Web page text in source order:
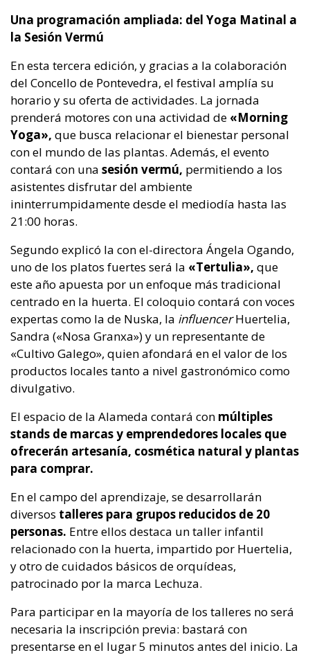
Una programación ampliada: del Yoga Matinal a
la Sesión Vermú
En esta tercera edición, y gracias a la colaboración
del Concello de Pontevedra, el festival amplía su
horario y su oferta de actividades. La jornada
prenderá motores con una actividad de «Morning
Yoga», que busca relacionar el bienestar personal
con el mundo de las plantas. Además, el evento
contará con una sesión vermú, permitiendo a los
asistentes disfrutar del ambiente
ininterrumpidamente desde el mediodía hasta las
21:00 horas.
Segundo explicó la con el-directora Ángela Ogando,
uno de los platos fuertes será la «Tertulia», que
este año apuesta por un enfoque más tradicional
centrado en la huerta. El coloquio contará con voces
expertas como la de Nuska, la influencerHuertelia,
Sandra («Nosa Granxa») y un representante de
«Cultivo Galego», quien afondará en el valor de los
productos locales tanto a nivel gastronómico como
divulgativo.
El espacio de la Alameda contará con múltiples
stands de marcas y emprendedores locales que
ofrecerán artesanía, cosmética natural y plantas
para comprar.
En el campo del aprendizaje, se desarrollarán
diversos talleres para grupos reducidos de 20
personas. Entre ellos destaca un taller infantil
relacionado con la huerta, impartido por Huertelia,
y otro de cuidados básicos de orquídeas,
patrocinado por la marca Lechuza.
Para participar en la mayoría de los talleres no será
necesaria la inscripción previa: bastará con
presentarse en el lugar 5 minutos antes del inicio. La